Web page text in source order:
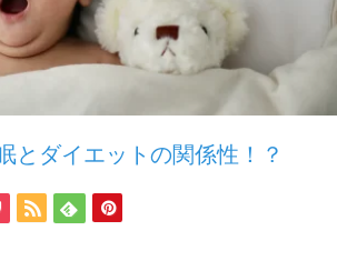
とダイエットの関係性！？